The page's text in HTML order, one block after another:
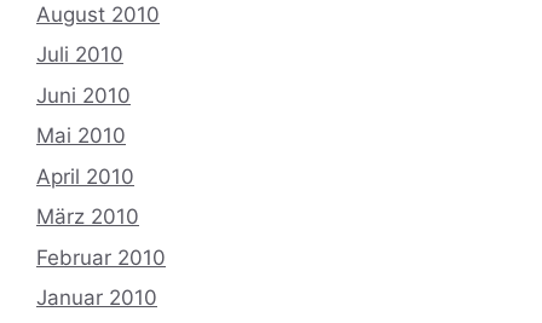
August 2010
Juli 2010
Juni 2010
Mai 2010
April 2010
März 2010
Februar 2010
Januar 2010